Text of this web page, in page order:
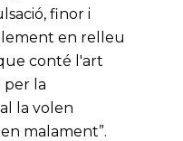
finor i
en relleu
conté l'art
per la
la volen
malament”.